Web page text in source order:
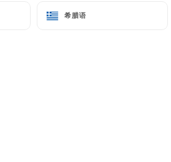
希腊语
希腊语